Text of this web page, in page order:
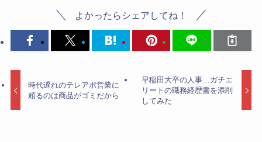
よかったらシェアしてね！
時代遅れのテレアポ営業に
頼るのは商品がゴミだから
早稲田大卒の人事…ガチエ
リートの職務経歴書を添削
してみた